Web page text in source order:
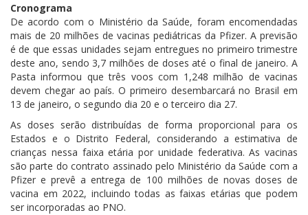
Cronograma
De acordo com o Ministério da Saúde, foram encomendadas
mais de 20 milhões de vacinas pediátricas da Pfizer. A previsão
é de que essas unidades sejam entregues no primeiro trimestre
deste ano, sendo 3,7 milhões de doses até o final de janeiro. A
Pasta informou que três voos com 1,248 milhão de vacinas
devem chegar ao país. O primeiro desembarcará no Brasil em
13 de janeiro, o segundo dia 20 e o terceiro dia 27.
As doses serão distribuídas de forma proporcional para os
Estados e o Distrito Federal, considerando a estimativa de
crianças nessa faixa etária por unidade federativa. As vacinas
são parte do contrato assinado pelo Ministério da Saúde com a
Pfizer e prevê a entrega de 100 milhões de novas doses de
vacina em 2022, incluindo todas as faixas etárias que podem
ser incorporadas ao PNO.